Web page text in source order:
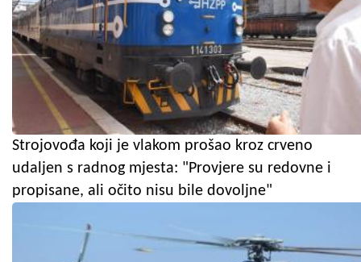
Strojovođa koji je vlakom prošao kroz crveno
udaljen s radnog mjesta: "Provjere su redovne i
propisane, ali očito nisu bile dovoljne"